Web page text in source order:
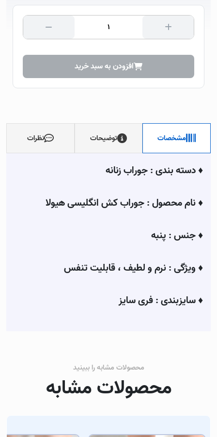
افزودن به سبد خرید
مشخصات توضیحات نظرات
♦دسته بندی :جوراب زنانه
♦نام محصول :جوراب کش انگلیسی هیولا
♦جنس : پنبه
♦ویژگی :نرم و لطیف ، قابلیت تنفس
♦سایزبندی :فری سایز
محصولات مشابه را ببینید
محصولات مشابه